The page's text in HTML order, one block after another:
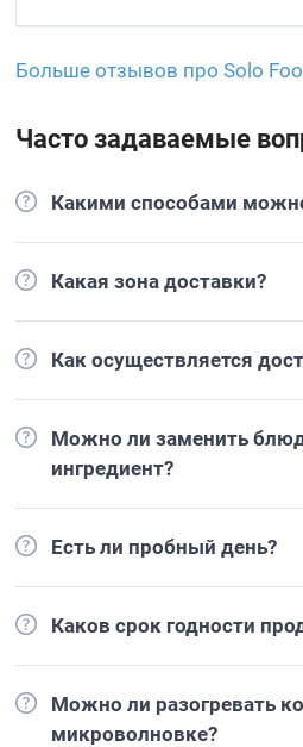
Больше отзывов про Solo
Часто задаваемые
Какими способами
Какая зона доставки?
Как осуществляется
Можно ли заменить
ингредиент?
Есть ли пробный день?
Каков срок годности
Можно ли разогревать
микроволновке?